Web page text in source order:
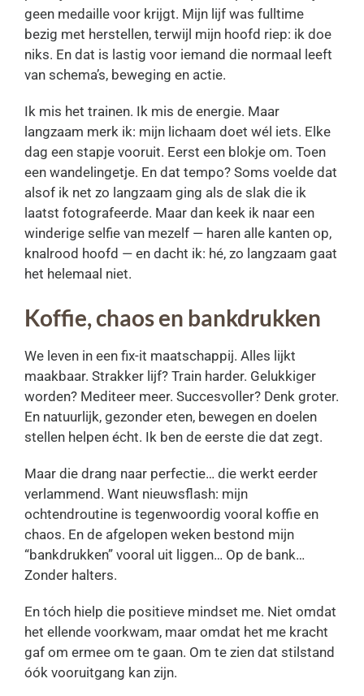
geen medaille voor krijgt. Mijn lijf was fulltime
bezig met herstellen, terwijl mijn hoofd riep: ik doe
niks. En dat is lastig voor iemand die normaal leeft
van schema’s, beweging en actie.
Ik mis het trainen. Ik mis de energie. Maar
langzaam merk ik: mijn lichaam doet wél iets. Elke
dag een stapje vooruit. Eerst een blokje om. Toen
een wandelingetje. En dat tempo? Soms voelde dat
alsof ik net zo langzaam ging als de slak die ik
laatst fotografeerde. Maar dan keek ik naar een
winderige selfie van mezelf — haren alle kanten op,
knalrood hoofd — en dacht ik: hé, zo langzaam gaat
het helemaal niet.
Koffie, chaos en bankdrukken
We leven in een fix-it maatschappij. Alles lijkt
maakbaar. Strakker lijf? Train harder. Gelukkiger
worden? Mediteer meer. Succesvoller? Denk groter.
En natuurlijk, gezonder eten, bewegen en doelen
stellen helpen écht. Ik ben de eerste die dat zegt.
Maar die drang naar perfectie… die werkt eerder
verlammend. Want nieuwsflash: mijn
ochtendroutine is tegenwoordig vooral koffie en
chaos. En de afgelopen weken bestond mijn
“bankdrukken” vooral uit liggen… Op de bank…
Zonder halters.
En tóch hielp die positieve mindset me. Niet omdat
het ellende voorkwam, maar omdat het me kracht
gaf om ermee om te gaan. Om te zien dat stilstand
óók vooruitgang kan zijn.